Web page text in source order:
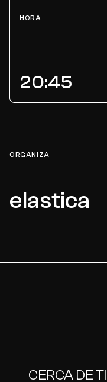
HORA
20:45
ORGANIZA
elastica
CERCA DE TI